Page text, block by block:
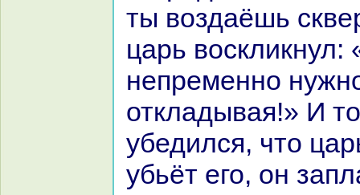
ты воздаёшь
царь воскликнул:
непременно
откладывая!» И
убедился, что
убьёт его, он